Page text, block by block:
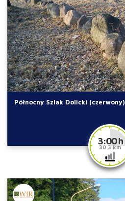
Północny Szlak Dolicki (czerwony)
3:00 h
30.3 km